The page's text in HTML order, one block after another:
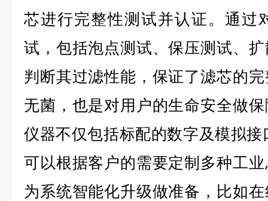
芯进行完整性测试并认证。通过
试，包括泡点测试、保压测试、
判断其过滤性能，保证了滤芯的
无菌，也是对用户的生命安全做
仪器不仅包括标配的数字及模拟接
可以根据客户的需要定制多种工
为系统智能化升级做准备，比如